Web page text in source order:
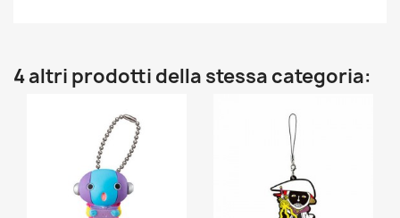
4 altri prodotti della stessa categoria: